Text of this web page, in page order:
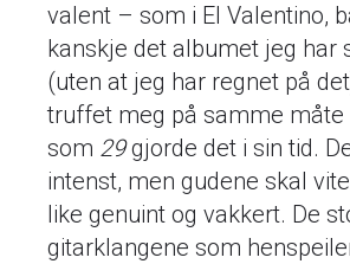
valent – som i El Valentino,
kanskje det albumet jeg har
(uten at jeg har regnet på
truffet meg på samme måte
som 29gjorde det i sin tid.
intenst, men gudene skal
like genuint og vakkert. De
gitarklangene som